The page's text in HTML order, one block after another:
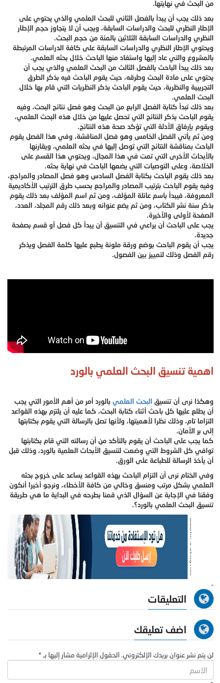
من البحث في نهايتها.
بعد ذلك يجب أن يبدأ بالفصل الثاني للبحث العلمي والذي يحتوي على
الإطار النظري للبحث والدراسات السابقة، ويجب أن لا يتجاوز حجم الإطار
النظري والدراسات السابقة الثلاثين بالمئة من حجم البحث.
ويحتوي الإطار النظري والدراسات السابقة على كافة الدراسات المرتبطة
بالمشروع والتي عاد إليها واستفاد منها الباحث خلال بحثه العلمي.
بعد ذلك يبدأ الباحث بالفصل الثالث من البحث العلمي والذي يجب أن
يحتوي على مادة البحث وطرقه، حيث يقوم الباحث فيه بذكر الطرق
التجريبية والنظرية، حيث يقوم الباحث بذكر النظريات التي قام بها خلال
البحث العلمي.
بعد ذلك تبدأ كتابة الفصل الرابع من البحث وهو فصل نتائج البحث، وفيه
يقوم الباحث بذكر النتائج التي تحصل عليها من خلال هذه البحث العلمي،
ويقوم بإرفاق الأدلة التي تؤكد صحة هذه النتائج.
ومن ثم يأتي الفصل الخامس وهو فصل المناقشة، وفي هذا الفصل يقوم
الباحث بمناقشة النتائج التي توصل إليها في بحثه العلمي، ويقارنها
بالأبحاث الأخرى التي تمت في هذا المجال، ويحتوي هذا القسم على
الخلاصة، وعلى التوصيات التي يضعها الباحث في نهاية بحثه.
بعد ذلك يقوم الباحث بكتابة الفصل السادس وهو فصل المصادر والمراجع،
وفيه يقوم الباحث بترتيب المصادر والمراجع بحسب طرق الترتيب الأكاديمية
المعروفة، فيبدأ باسم عائلة المؤلف، ومن ثم اسم المؤلف بعد ذلك يقوم
بذكر سنة نشر الكتاب، ومن ثم يضع عنوانه وبعد ذلك رقم المجلد، العدد،
الصفحة لأولى والأخيرة.
يجب على الباحث أن يراعي في التنسيق أن يبدأ كل فصل أو قسم بصفحة
جديدة.
يجب أن يقوم الباحث بوضع ورقة ملونة يطبع عليها كلمة الفصل ويذكر
رقم الفصل وذلك لتمييز بين الفصول.
اهمية تنسيق البحث العلمي بالورد
وهكذا نرى أن تنسيق البحث العلمي بالورد أمر من أهم الأمور التي يجب
أن يطلع عليها كل باحث أثناء كتابة البحث، كما عليه أن يلتزم بهذه القواعد
التزاما تام، وذلك نظرا لأهميتها، ولأنها تصل بالرسالة التي يقوم بكتابتها
إلى بر الأمان.
كما يجب على الباحث أن يقوم بالتأكد من أن رسالته التي قام بكتابتها
توافي كل الشروط التي وضعت لتنسيق الأبحاث العلمية بالورد، وذلك قبل
أن يأخذ الرسالة للطباعة على الورق.
وفي الختام نرى أن التزام الباحث بهذه القواعد يساعد على خروج بحثه
العلمي بشكل مرتب ومنسق وخالي من كافة الأخطاء، ونرجو أخيرا أنكون
وفقنا في الإجابة عن السؤال الذي قمنا بطرحه في البداية ما هي طريقة
تنسيق البحث العلمي بالورد؟.
التعليقات
اضف تعليقك
لن يتم نشر عنوان بريدك الإلكتروني. الحقول الإلزامية مشار إليها بـ *